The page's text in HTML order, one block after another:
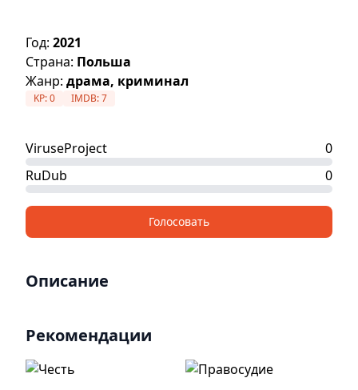
Год: 2021
Страна: Польша
Жанр: драма, криминал
KP:0 IMDB:7
ViruseProject
0
RuDub
0
Голосовать
Описание
Рекомендации